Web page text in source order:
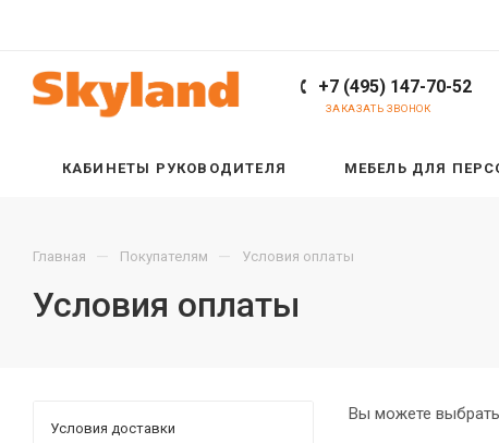
+7 (495) 147-70-52
ЗАКАЗАТЬ ЗВОНОК
КАБИНЕТЫ РУКОВОДИТЕЛЯ МЕБЕЛЬ ДЛЯ
Главная — Покупателям — Условия оплаты
Условия оплаты
Вы можете
Условия доставки